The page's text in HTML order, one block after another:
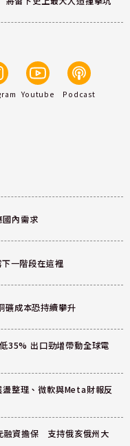
Youtube Podcast
國內需求
一階段在這裡
礦成本恐持續攀升
35% 出口勁增帶動全球電
整理、微軟與Meta財報反
融資擔保 支持俄亥俄州大